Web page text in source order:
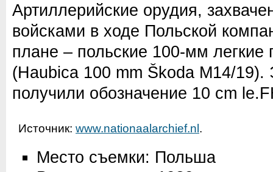
Артиллерийские орудия,
войсками в ходе Польской
плане – польские 100-мм легкие
(Haubica 100 mm Škoda M14/19).
получили обозначение 10 cm
Источник: www.nationaalarchief.nl .
Место съемки: Польша